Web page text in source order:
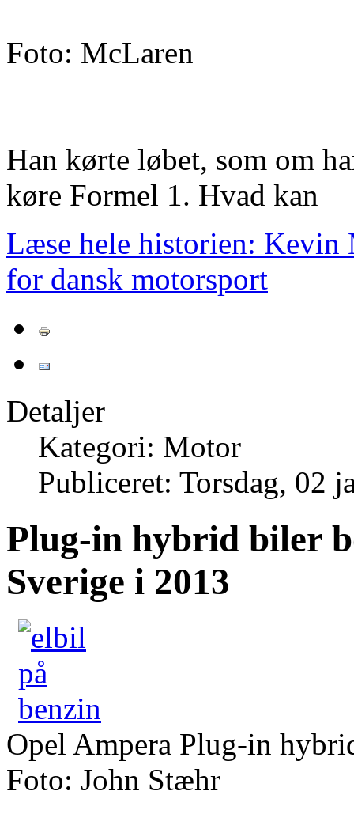
Foto: McLaren
Han kørte løbet, som om
køre Formel 1. Hvad kan
Læse hele historien: Kevin
for dansk motorsport
Detaljer
Kategori: Motor
Publiceret: Torsdag, 02
Plug-in hybrid biler
Sverige i 2013
Opel Ampera Plug-in
Foto: John Stæhr